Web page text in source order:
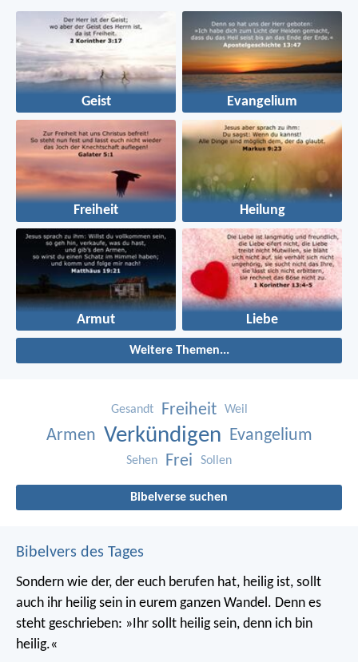
Geist Evangelium
Freiheit Heilung
Armut Liebe
Weitere Themen...
Gesandt Freiheit Weil
Armen Verkündigen Evangelium
Sehen Frei Sollen
Bibelverse suchen
Bibelvers des Tages
Sondern wie der, der euch berufen hat, heilig ist, sollt
auch ihr heilig sein in eurem ganzen Wandel. Denn es
steht geschrieben: »Ihr sollt heilig sein, denn ich bin
heilig.«